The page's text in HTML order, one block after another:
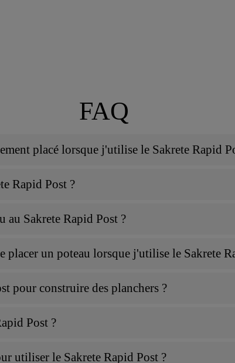
FAQ
placé lorsque j'utilise le Sakrete Rapid
Rapid Post ?
au Sakrete Rapid Post ?
placer un poteau lorsque j'utilise le Sakrete
pour construire des planchers ?
Post ?
utiliser le Sakrete Rapid Post ?